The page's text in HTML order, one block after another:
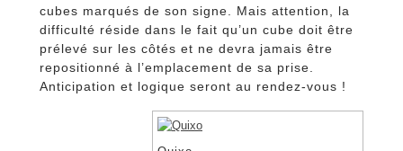
cubes marqués de son signe. Mais attention, la
difficulté réside dans le fait qu’un cube doit être
prélevé sur les côtés et ne devra jamais être
repositionné à l’emplacement de sa prise.
Anticipation et logique seront au rendez-vous !